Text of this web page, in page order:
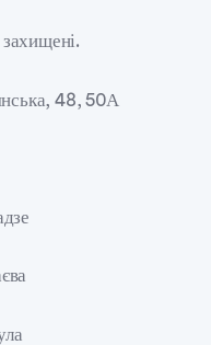
48, 50А